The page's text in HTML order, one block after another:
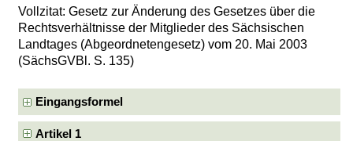
Vollzitat: Gesetz zur Änderung des Gesetzes über die
Rechtsverhältnisse der Mitglieder des Sächsischen
Landtages (Abgeordnetengesetz) vom 20. Mai 2003
(SächsGVBl. S. 135)
Eingangsformel
Artikel 1